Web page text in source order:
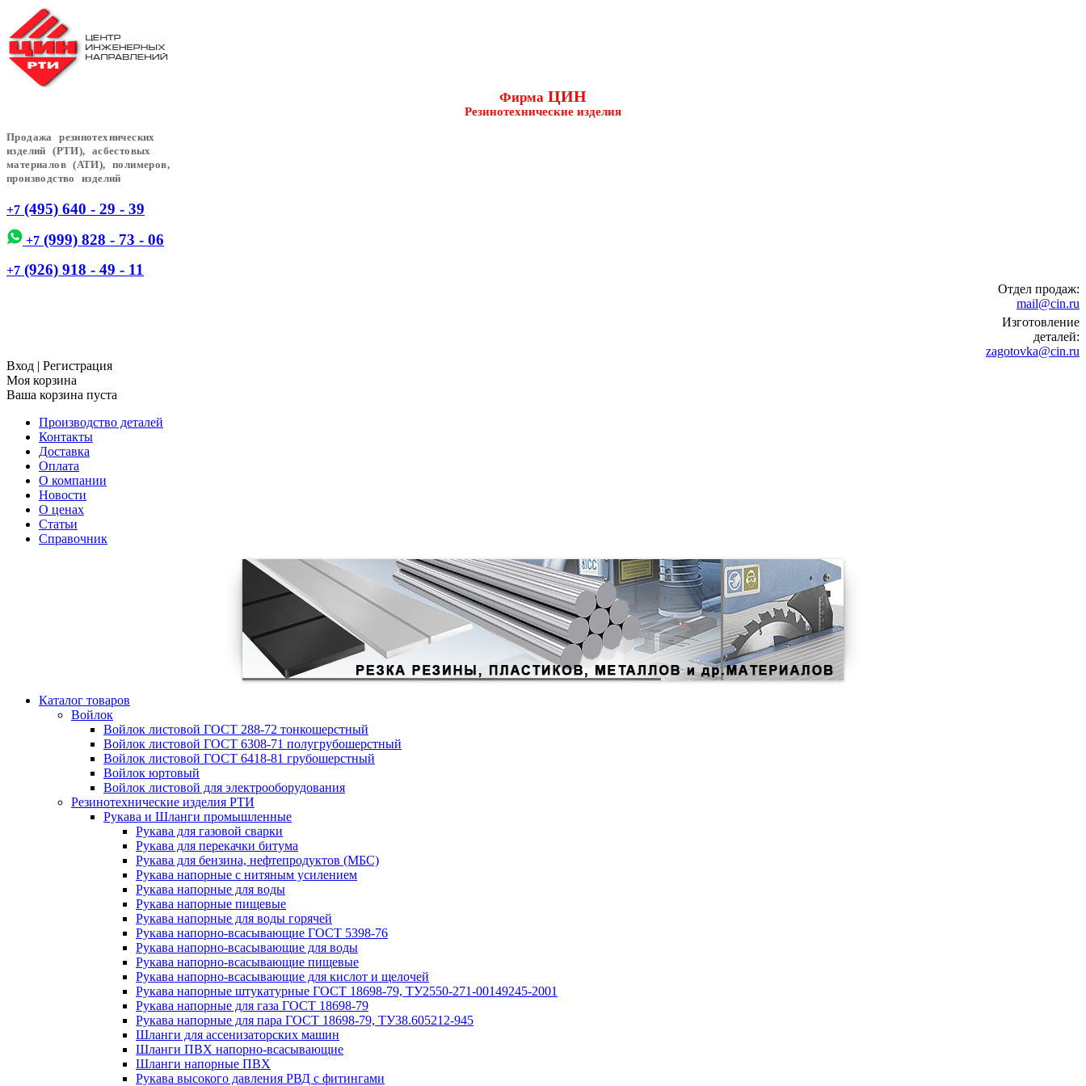
Фирма ЦИН
Резинотехнические изделия
Продажа резинотехнических
изделий (РТИ), асбестовых
материалов (АТИ), полимеров,
производство изделий
+7 (495) 640 - 29 - 39
+7 (999) 828 - 73 - 06
+7 (926) 918 - 49 - 11
Отдел продаж:
mail@cin.ru
Изготовление
деталей:
zagotovka@cin.ru
Вход | Регистрация
Моя корзина
Ваша корзина пуста
Производство деталей
Контакты
Доставка
Оплата
О компании
Новости
О ценах
Статьи
Справочник
Каталог товаров
Войлок
Войлок листовой ГОСТ 288-72 тонкошерстный
Войлок листовой ГОСТ 6308-71 полугрубошерстный
Войлок листовой ГОСТ 6418-81 грубошерстный
Войлок юртовый
Войлок листовой для электрооборудования
Резинотехнические изделия РТИ
Рукава и Шланги промышленные
Рукава для газовой сварки
Рукава для перекачки битума
Рукава для бензина, нефтепродуктов (МБС)
Рукава напорные с нитяным усилением
Рукава напорные для воды
Рукава напорные пищевые
Рукава напорные для воды горячей
Рукава напорно-всасывающие ГОСТ 5398-76
Рукава напорно-всасывающие для воды
Рукава напорно-всасывающие пищевые
Рукава напорно-всасывающие для кислот и щелочей
Рукава напорные штукатурные ГОСТ 18698-79, ТУ2550-271-00149245-2001
Рукава напорные для газа ГОСТ 18698-79
Рукава напорные для пара ГОСТ 18698-79, ТУ38.605212-945
Шланги для ассенизаторских машин
Шланги ПВХ напорно-всасывающие
Шланги напорные ПВХ
Рукава высокого давления РВД с фитингами